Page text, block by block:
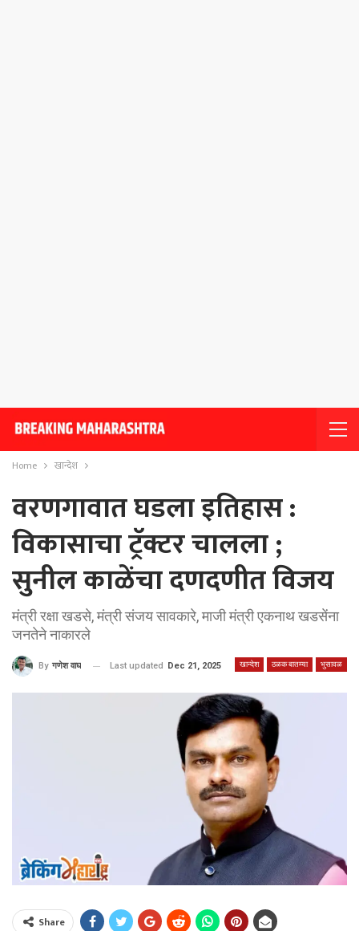
Home खान्देश
वरणगावात घडला इतिहास :
विकासाचा ट्रॅक्टर चालला ;
सुनील काळेंचा दणदणीत विजय
मंत्री रक्षा खडसे, मंत्री संजय सावकारे, माजी मंत्री एकनाथ खडसेंना
जनतेने नाकारले
खान्देश ठळक बातम्या भुसावळ
By गणेश वाघ Last updated Dec 21, 2025
Share